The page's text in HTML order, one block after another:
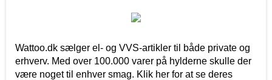
Wattoo.dk sælger el- og VVS-artikler til både private og
erhverv. Med over 100.000 varer på hylderne skulle der
være noget til enhver smag. Klik her for at se deres